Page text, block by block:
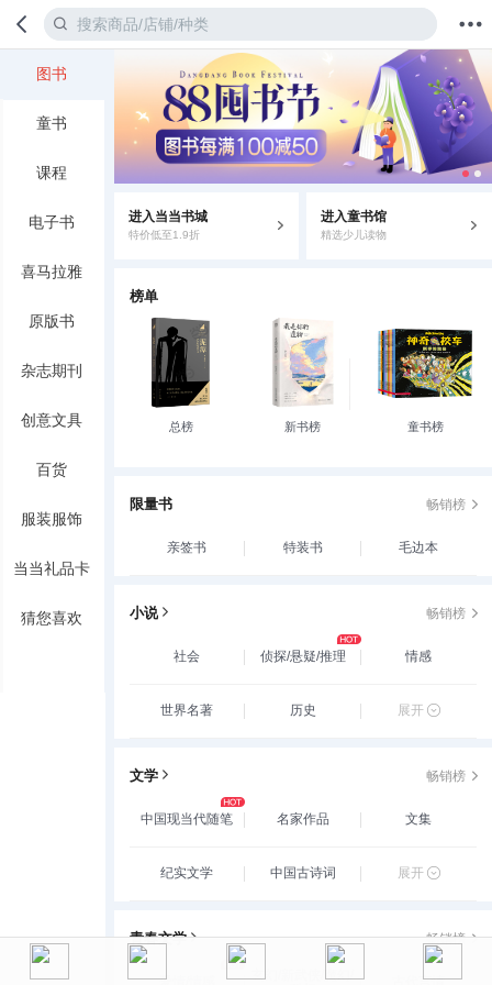
值得买 我的当当
图书
童书
课程
电子书
喜马拉雅
原版书
杂志期刊
创意文具
百货
服装服饰
当当礼品卡
猜您喜欢
进入当当书城
特价低至1.9折
进入童书馆
精选少儿读物
榜单
总榜 新书榜 童书榜
限量书 畅销榜
亲签书 特装书 毛边本
小说 畅销榜
社会 侦探/悬疑/推理 情感
世界名著 历史 展开
文学 畅销榜
中国现当代随笔 名家作品 文集
纪实文学 中国古诗词 展开
青春文学 畅销榜
玄幻/新武侠/魔幻/